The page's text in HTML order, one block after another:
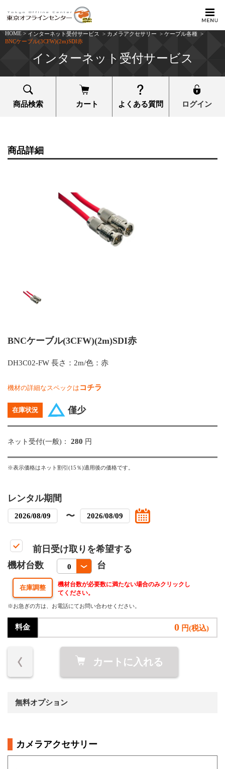
HOME > インターネット受付サービス > カメラアクセサリー > ケーブル各種 >
BNCケーブル(3CFW)(2m)SDI赤
インターネット受付サービス
商品検索 カート よくある質問 ログイン
商品詳細
BNCケーブル(3CFW)(2m)SDI赤
DH3C02-FW 長さ：2m/色：赤
機材の詳細なスペックは コチラ
在庫状況 僅少
ネット受付(一般)： 280 円
※表示価格はネット割引(15％)適用後の価格です。
レンタル期間
〜
前日受け取りを希望する
機材台数
台
機材台数が必要数に満たない場合のみクリックし
てください。
※お急ぎの方は、お電話にてお問い合わせください。
料金 0 円(税込)
カートに入れる
無料オプション
カメラアクセサリー